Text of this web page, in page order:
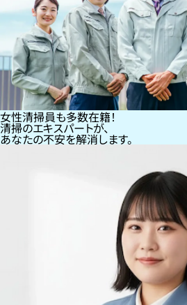
女性清掃員も多数在籍！
清掃のエキスパートが、
あなたの不安を解消します。